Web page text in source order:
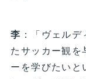
李 ：「ヴェル
たサッカー観を
ーを学びたいと